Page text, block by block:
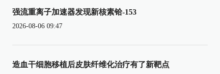
强流重离子加速器发现新核素铪-153
2026-08-06 09:47
造血干细胞移植后皮肤纤维化治疗有了新靶点